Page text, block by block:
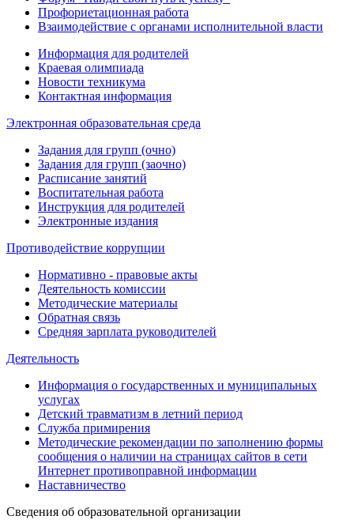
Профориетационная работа
Взаимодействие с органами исполнительной власти
Информация для родителей
Краевая олимпиада
Новости техникума
Контактная информация
Электронная образовательная среда
Задания для групп (очно)
Задания для групп (заочно)
Расписание занятий
Воспитательная работа
Инструкция для родителей
Электронные издания
Противодействие коррупции
Нормативно - правовые акты
Деятельность комиссии
Методические материалы
Обратная связь
Средняя зарплата руководителей
Деятельность
Информация о государственных и муниципальных
услугах
Детский травматизм в летний период
Служба примирения
Методические рекомендации по заполнению формы
сообщения о наличии на страницах сайтов в сети
Интернет противоправной информации
Наставничество
Сведения об образовательной организации